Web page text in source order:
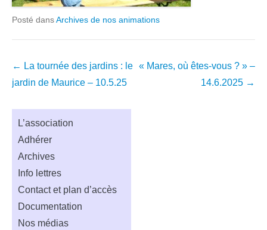
Posté dansArchives de nos animations
Navigation
dans
← La tournée des jardins : le
jardin de Maurice – 10.5.25
« Mares, où êtes-vous ? » –
14.6.2025 →
L’association
Adhérer
Archives
Info lettres
Contact et plan d’accès
Documentation
Nos médias